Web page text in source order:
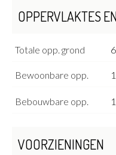
OPPERVLAKTES
Totale opp. grond
Bewoonbare opp.
Bebouwbare opp.
VOORZIENINGEN